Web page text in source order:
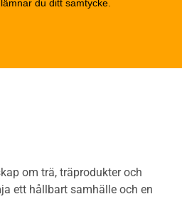
sprinkler
märkning
du ditt samtycke.
om trä, träprodukter och
ett hållbart samhälle och en